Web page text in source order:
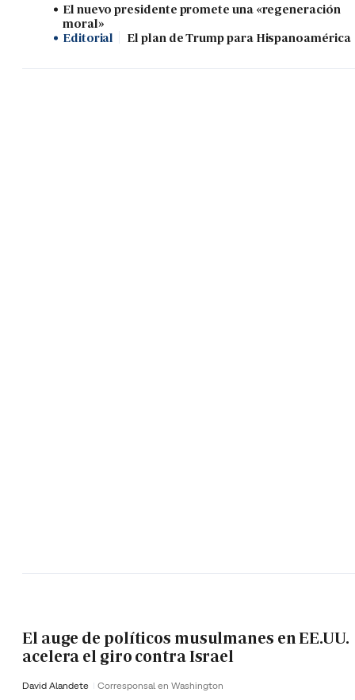
El nuevo presidente promete una «regeneración
moral»
Editorial
El plan de Trump para Hispanoamérica
El auge de políticos musulmanes en EE.UU.
acelera el giro contra Israel
David Alandete Corresponsal en Washington